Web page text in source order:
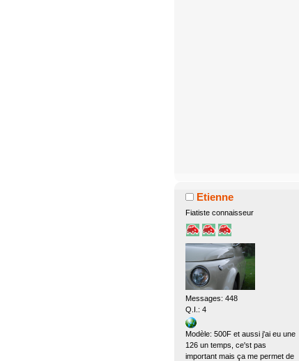
Etienne
Fiatiste connaisseur
Messages: 448
Q.I.: 4
Modèle: 500F et aussi j'ai eu une
126 un temps, ce'st pas
important mais ça me permet de